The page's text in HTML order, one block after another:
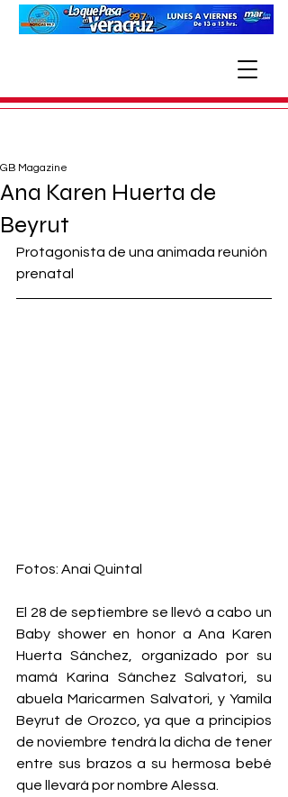
Ana Karen Huerta de
Beyrut
GB Magazine
Protagonista de una animada reunión
prenatal
Fotos: Anai Quintal
El 28 de septiembre se llevó a cabo un
Baby shower en honor a Ana Karen
Huerta Sánchez, organizado por su
mamá Karina Sánchez Salvatori, su
abuela Maricarmen Salvatori, y Yamila
Beyrut de Orozco, ya que a principios
de noviembre tendrá la dicha de tener
entre sus brazos a su hermosa bebé
que llevará por nombre Alessa.